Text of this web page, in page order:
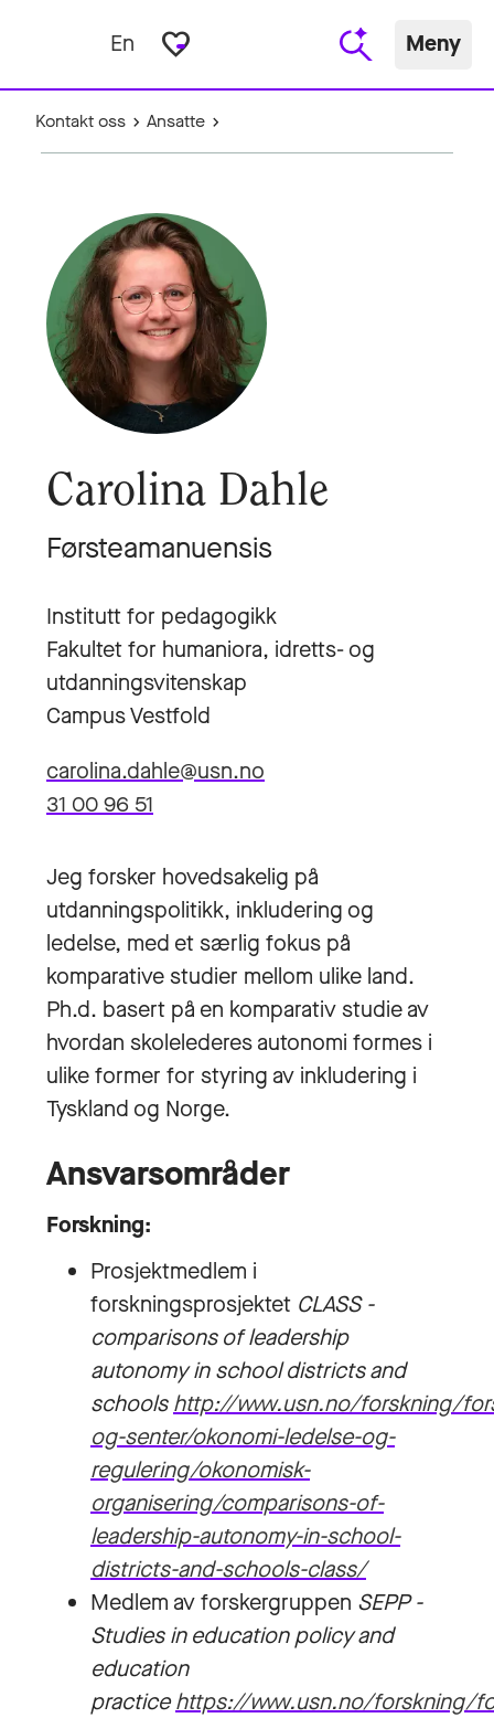
En favorite_border Meny
Kontakt oss Ansatte
Carolina Dahle
Førsteamanuensis
Institutt for pedagogikk
Fakultet for humaniora, idretts- og
utdanningsvitenskap
Campus Vestfold
carolina.dahle@usn.no
31 00 96 51
Jeg forsker hovedsakelig på
utdanningspolitikk, inkludering og
ledelse, med et særlig fokus på
komparative studier mellom ulike land.
Ph.d. basert på en komparativ studie av
hvordan skolelederes autonomi formes i
ulike former for styring av inkludering i
Tyskland og Norge.
Ansvarsområder
Forskning:
Prosjektmedlem i
forskningsprosjektet CLASS -
comparisons of leadership
autonomy in school districts and
schoolshttp://www.usn.no/forskning/
og-senter/okonomi-ledelse-og-
regulering/okonomisk-
organisering/comparisons-of-
leadership-autonomy-in-school-
districts-and-schools-class/
Medlem av forskergruppen SEPP -
Studies in education policy and
education
practicehttps://www.usn.no/forskning/